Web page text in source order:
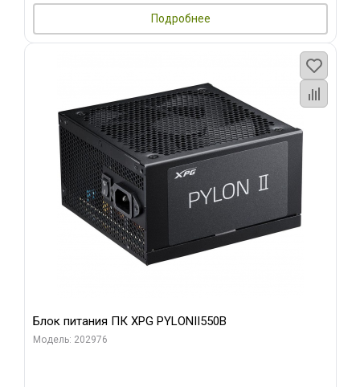
Подробнее
Блок питания ПК XPG PYLONII550B
Модель: 202976